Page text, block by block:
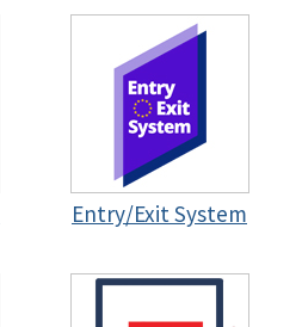
Entry/Exit System